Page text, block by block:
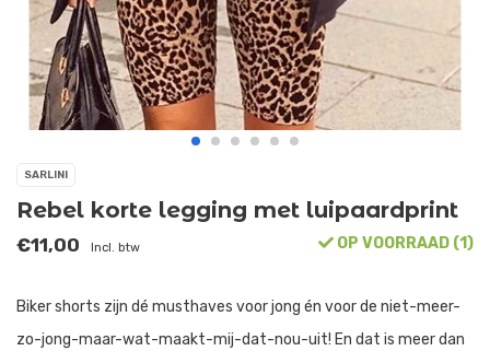
SARLINI
Rebel korte legging met luipaardprint
€11,00 Incl. btw OP VOORRAAD (1)
Biker shorts zijn dé musthaves voor jong én voor de niet-meer-
zo-jong-maar-wat-maakt-mij-dat-nou-uit! En dat is meer dan